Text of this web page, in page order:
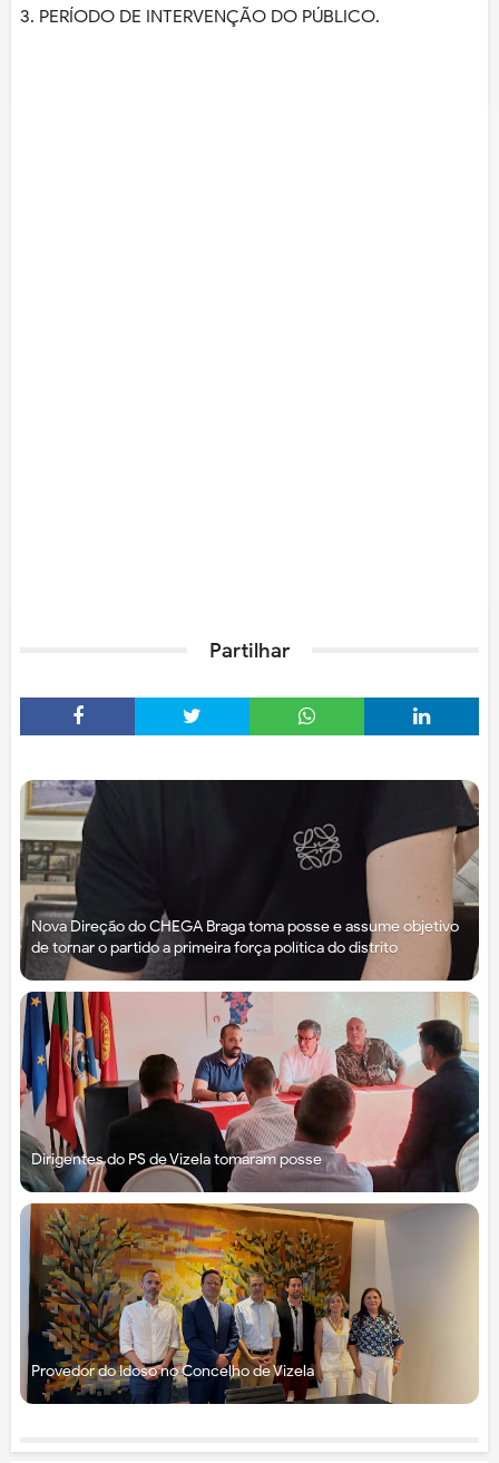
3. PERÍODO DE INTERVENÇÃO DO PÚBLICO.
Partilhar
Nova Direção do CHEGA Braga toma posse e assume objetivo
de tornar o partido a primeira força política do distrito
Dirigentes do PS de Vizela tomaram posse
Provedor do Idoso no Concelho de Vizela